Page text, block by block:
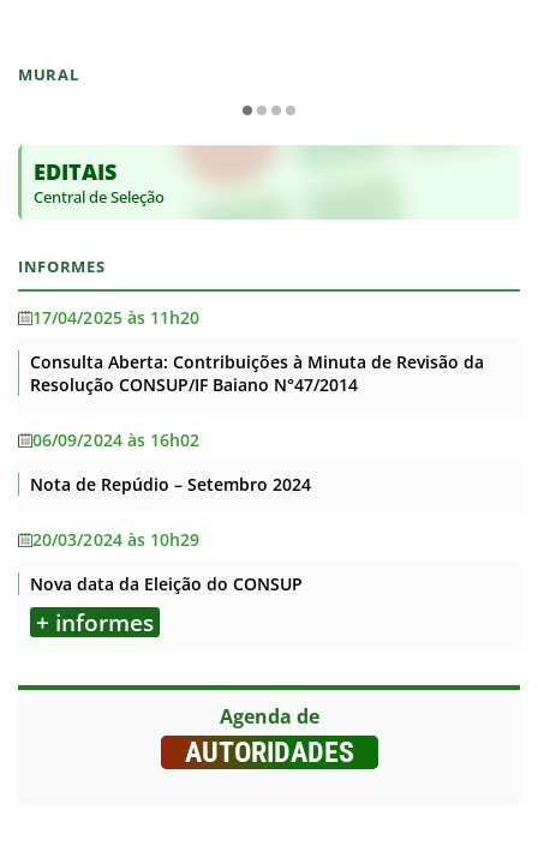
MURAL
EDITAIS
Central de Seleção
INFORMES
17/04/2025 às 11h20
Consulta Aberta: Contribuições à Minuta de Revisão da
Resolução CONSUP/IF Baiano N°47/2014
06/09/2024 às 16h02
Nota de Repúdio – Setembro 2024
20/03/2024 às 10h29
Nova data da Eleição do CONSUP
+ informes
Agenda de
AUTORIDADES